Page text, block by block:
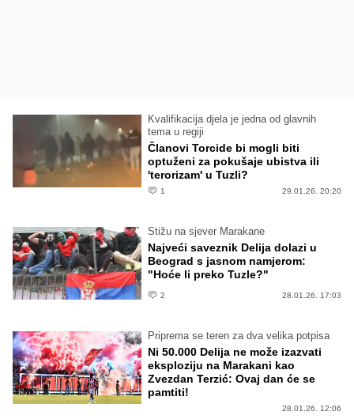
Kvalifikacija djela je jedna od glavnih
tema u regiji
Članovi Torcide bi mogli biti
optuženi za pokušaje ubistva ili
'terorizam' u Tuzli?
1 29.01.26. 20:20
Stižu na sjever Marakane
Najveći saveznik Delija dolazi u
Beograd s jasnom namjerom:
"Hoće li preko Tuzle?"
2 28.01.26. 17:03
Priprema se teren za dva velika potpisa
Ni 50.000 Delija ne može izazvati
eksploziju na Marakani kao
Zvezdan Terzić: Ovaj dan će se
pamtiti!
28.01.26. 12:06